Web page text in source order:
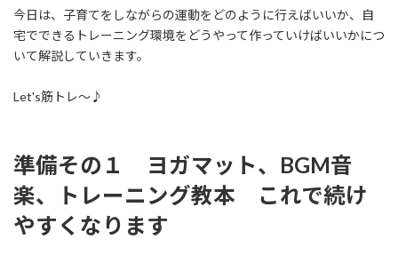
今日は、子育てをしながらの運動をどのように行えばいいか、自
宅でできるトレーニング環境をどうやって作っていけばいいかにつ
いて解説していきます。
Let's筋トレ～♪
準備その１ ヨガマット、BGM音
楽、トレーニング教本 これで続け
やすくなります